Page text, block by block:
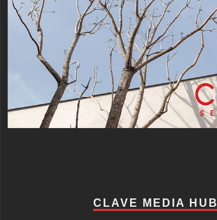
CLAVE MEDIA HUB